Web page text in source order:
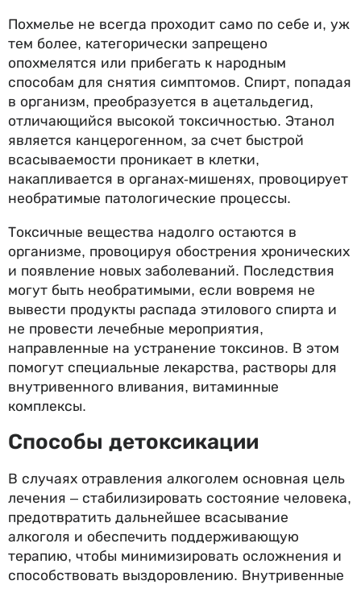
Похмелье не всегда проходит само по себе и, уж
тем более, категорически запрещено
опохмелятся или прибегать к народным
способам для снятия симптомов. Спирт, попадая
в организм, преобразуется в ацетальдегид,
отличающийся высокой токсичностью. Этанол
является канцерогенном, за счет быстрой
всасываемости проникает в клетки,
накапливается в органах-мишенях, провоцирует
необратимые патологические процессы.
Токсичные вещества надолго остаются в
организме, провоцируя обострения хронических
и появление новых заболеваний. Последствия
могут быть необратимыми, если вовремя не
вывести продукты распада этилового спирта и
не провести лечебные мероприятия,
направленные на устранение токсинов. В этом
помогут специальные лекарства, растворы для
внутривенного вливания, витаминные
комплексы.
Способы детоксикации
В случаях отравления алкоголем основная цель
лечения – стабилизировать состояние человека,
предотвратить дальнейшее всасывание
алкоголя и обеспечить поддерживающую
терапию, чтобы минимизировать осложнения и
способствовать выздоровлению. Внутривенные